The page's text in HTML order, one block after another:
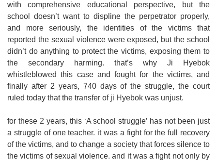
with comprehensive educational perspective, but the
school doesn’t want to displine the perpetrator properly,
and more seriously, the identities of the victims that
reported the sexual violence were exposed, but the school
didn’t do anything to protect the victims, exposing them to
the secondary harming. that’s why Ji Hyebok
whistleblowed this case and fought for the victims, and
finally after 2 years, 740 days of the struggle, the court
ruled today that the transfer of ji Hyebok was unjust.
for these 2 years, this ‘A school struggle’ has not been just
a struggle of one teacher. it was a fight for the full recovery
of the victims, and to change a society that forces silence to
the victims of sexual violence. and it was a fight not only by